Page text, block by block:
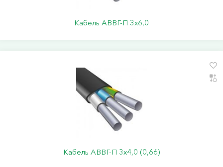
Кабель АВВГ-П 3х6,0
Кабель АВВГ-П 3х4,0 (0,66)